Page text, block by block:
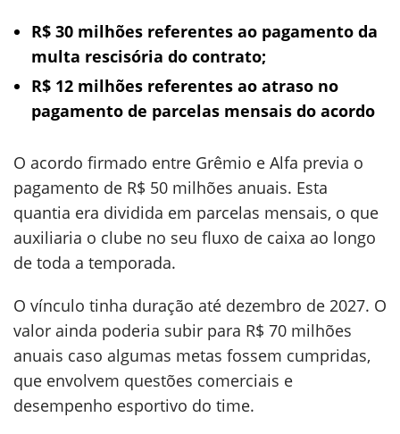
R$ 30 milhões referentes ao pagamento da
multa rescisória do contrato;
R$ 12 milhões referentes ao atraso no
pagamento de parcelas mensais do acordo
O acordo firmado entre Grêmio e Alfa previa o
pagamento de R$ 50 milhões anuais. Esta
quantia era dividida em parcelas mensais, o que
auxiliaria o clube no seu fluxo de caixa ao longo
de toda a temporada.
O vínculo tinha duração até dezembro de 2027. O
valor ainda poderia subir para R$ 70 milhões
anuais caso algumas metas fossem cumpridas,
que envolvem questões comerciais e
desempenho esportivo do time.